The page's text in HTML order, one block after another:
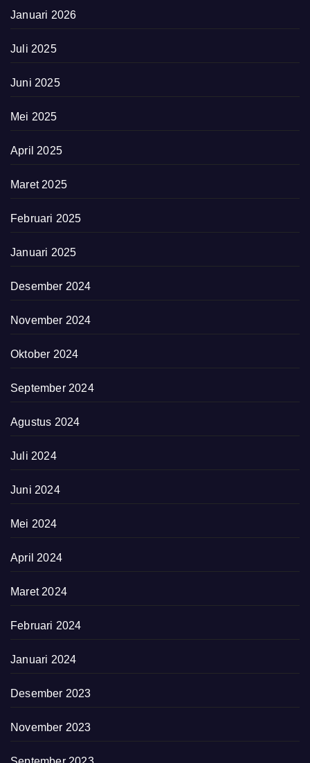
Januari 2026
Juli 2025
Juni 2025
Mei 2025
April 2025
Maret 2025
Februari 2025
Januari 2025
Desember 2024
November 2024
Oktober 2024
September 2024
Agustus 2024
Juli 2024
Juni 2024
Mei 2024
April 2024
Maret 2024
Februari 2024
Januari 2024
Desember 2023
November 2023